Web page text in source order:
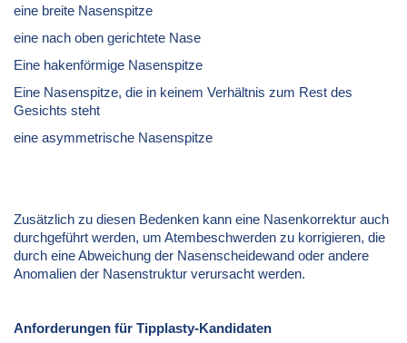
eine breite Nasenspitze
eine nach oben gerichtete Nase
Eine hakenförmige Nasenspitze
Eine Nasenspitze, die in keinem Verhältnis zum Rest des
Gesichts steht
eine asymmetrische Nasenspitze
Zusätzlich zu diesen Bedenken kann eine Nasenkorrektur auch
durchgeführt werden, um Atembeschwerden zu korrigieren, die
durch eine Abweichung der Nasenscheidewand oder andere
Anomalien der Nasenstruktur verursacht werden.
Anforderungen für Tipplasty-Kandidaten